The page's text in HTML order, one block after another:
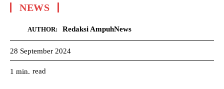
NEWS
AUTHOR: Redaksi AmpuhNews
28 September 2024
1 min. read